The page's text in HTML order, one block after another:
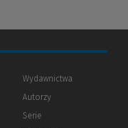
Wydawnictwa
Autorzy
Serie